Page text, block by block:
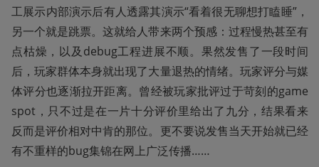
工展示内部演示后有人透露其演示“看着很无聊想打瞌睡”，
另一个就是跳票。这就给人带来两个预感：过程慢热甚至有
点枯燥，以及debug工程进展不顺。果然发售了一段时间
后，玩家群体本身就出现了大量退热的情绪。玩家评分与媒
体评分也逐渐拉开距离。曾经被玩家批评过于苛刻的game
spot，只不过是在一片十分评价里给出了九分，结果看来
反而是评价相对中肯的那位。更不要说发售当天开始就已经
有不重样的bug集锦在网上广泛传播……